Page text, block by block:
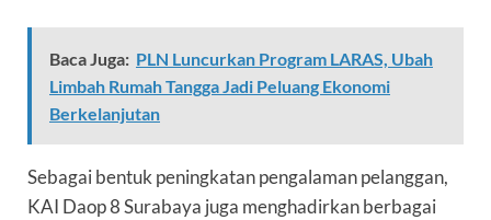
Baca Juga: PLN Luncurkan Program LARAS, Ubah
Limbah Rumah Tangga Jadi Peluang Ekonomi
Berkelanjutan
Sebagai bentuk peningkatan pengalaman pelanggan,
KAI Daop 8 Surabaya juga menghadirkan berbagai